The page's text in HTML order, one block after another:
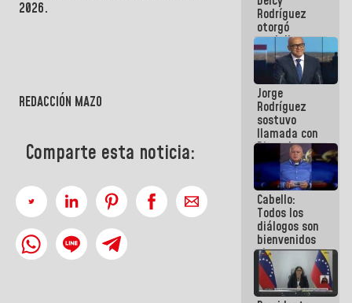
2026.
REDACCIÓN MAZO
Comparte esta noticia:
Rodríguez
otorgó
medalla
"Héroe de
Venezuela"
a servidores
públicos
Jorge
Rodríguez
sostuvo
llamada con
Dinorah
Figuera y
acuerdan
primer
encuentro
presencial
para el
diálogo
Cabello:
Todos los
diálogos son
bienvenidos
siempre que
estén en el
marco de la
Constitución